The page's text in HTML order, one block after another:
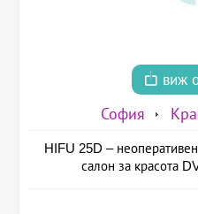
виж
София
HIFU 25D –
салон за красота